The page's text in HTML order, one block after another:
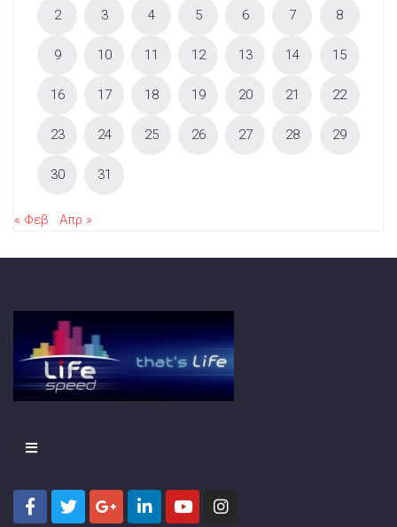
2 3 4 5 6 7 8
9 10 11 12 13 14 15
16 17 18 19 20 21 22
23 24 25 26 27 28 29
30 31
« Φεβ Απρ »